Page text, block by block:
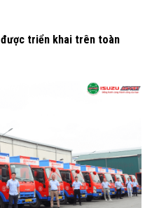
được triển khai trên toàn